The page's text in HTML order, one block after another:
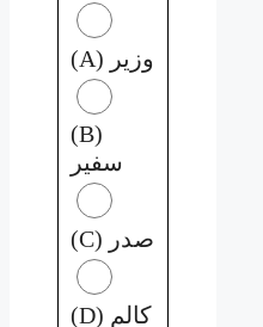
(A) وزیر
(B)
سفیر
(C) صدر
(D) کالم